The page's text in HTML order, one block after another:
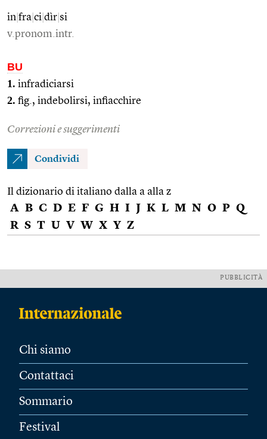
in fra ci dìr si
v.pronom.intr.
BU
1. infradiciarsi
2. fig., indebolirsi, infiacchire
Correzioni e suggerimenti
Condividi
Il dizionario di italiano dalla a alla z
A B C D E F G H I J K L M N O P Q
R S T U V W X Y Z
PUBBLICITÀ
Chi siamo
Contattaci
Sommario
Festival